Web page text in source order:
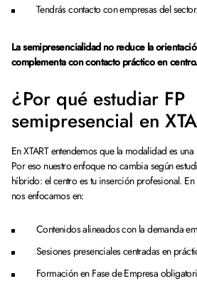
Tendrás contacto con empresas del sector.
La semipresencialidad no reduce la
complementa con contacto práctico en centro.
¿Por qué estudiar FP
semipresencial en
En XTART entendemos que la modalidad es
Por eso nuestro enfoque no cambia según
híbrido: el centro es tu inserción profesional.
nos enfocamos en:
Contenidos alineados con la demanda
Sesiones presenciales centradas en
Formación en Fase de Empresa